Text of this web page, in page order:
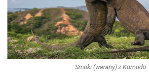
Smoki (warany) z Komodo